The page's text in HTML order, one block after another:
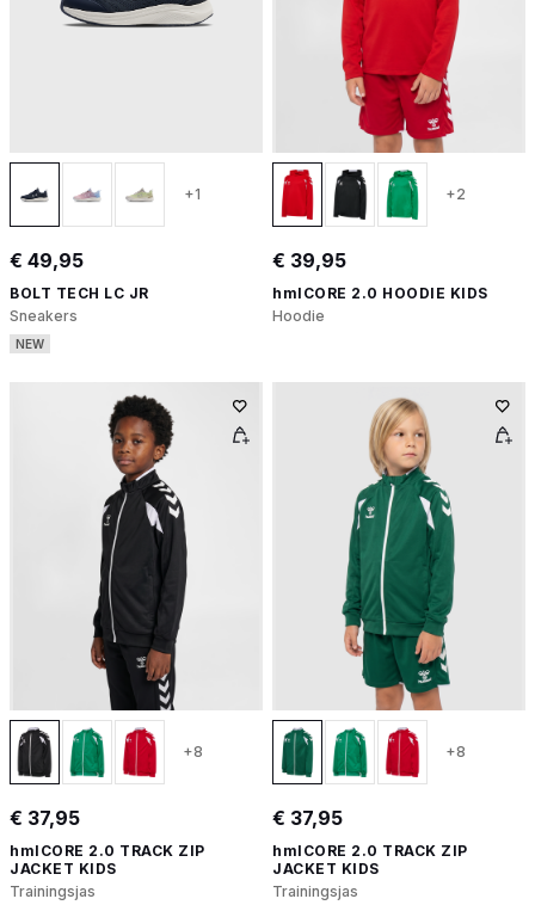
+1
€ 49,95
BOLT TECH LC JR
Sneakers
NEW
+2
€ 39,95
hmlCORE 2.0 HOODIE KIDS
Hoodie
+8
€ 37,95
hmlCORE 2.0 TRACK ZIP
JACKET KIDS
Trainingsjas
+8
€ 37,95
hmlCORE 2.0 TRACK ZIP
JACKET KIDS
Trainingsjas